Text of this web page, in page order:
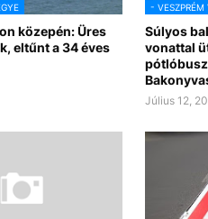
közepén: Üres
eltűnt a 34 éves
- VESZPRÉM
Súlyos
vonattal
Július 12,